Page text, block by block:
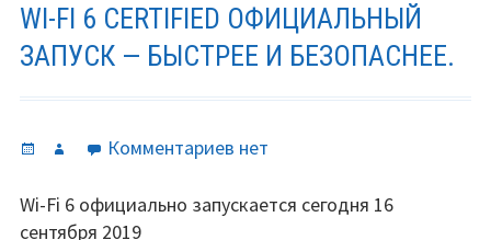
WI-FI 6 CERTIFIED ОФИЦИАЛЬНЫЙ
ЗАПУСК — БЫСТРЕЕ И БЕЗОПАСНЕЕ.
Опубликовано
Автор Комментариевк
Wi-
нет
Wi-Fi 6 официально запускается сегодня 16
сентября 2019